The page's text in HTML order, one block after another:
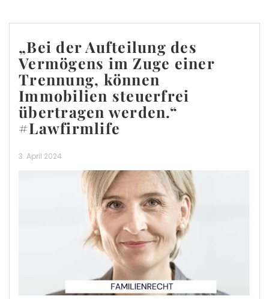
„Bei der Aufteilung des
Vermögens im Zuge einer
Trennung, können
Immobilien steuerfrei
übertragen werden.“
#Lawfirmlife
3. April 2024